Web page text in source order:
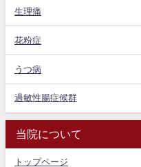
生理痛
花粉症
うつ病
過敏性腸症候群
当院について
トップページ